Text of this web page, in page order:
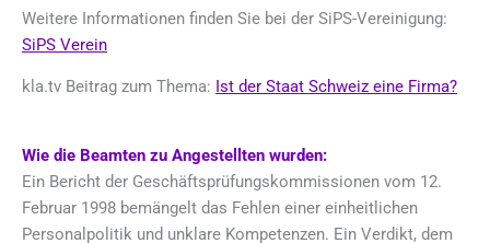
Weitere Informationen finden Sie bei der SiPS-Vereinigung:
SiPS Verein
kla.tv Beitrag zum Thema: Ist der Staat Schweiz eine Firma?
Wie die Beamten zu Angestellten wurden:
Ein Bericht der Geschäftsprüfungskommissionen vom 12.
Februar 1998 bemängelt das Fehlen einer einheitlichen
Personalpolitik und unklare Kompetenzen. Ein Verdikt, dem